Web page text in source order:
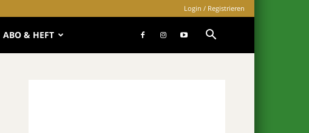
Login / Registrieren
ABO & HEFT